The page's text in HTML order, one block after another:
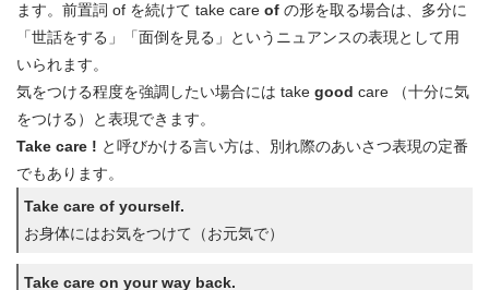
ます。前置詞 of を続けて take care of の形を取る場合は、多分に
「世話をする」「面倒を見る」というニュアンスの表現として用
いられます。
気をつける程度を強調したい場合には take good care （十分に気
をつける）と表現できます。
Take care ! と呼びかける言い方は、別れ際のあいさつ表現の定番
でもあります。
Take care of yourself.
お身体にはお気をつけて（お元気で）
Take care on your way back.